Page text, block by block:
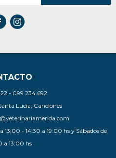
- 099 234 692
Lucia, Canelones
13:00 - 14:30 a 19:00 hs y Sábados de
a 13:00 hs
